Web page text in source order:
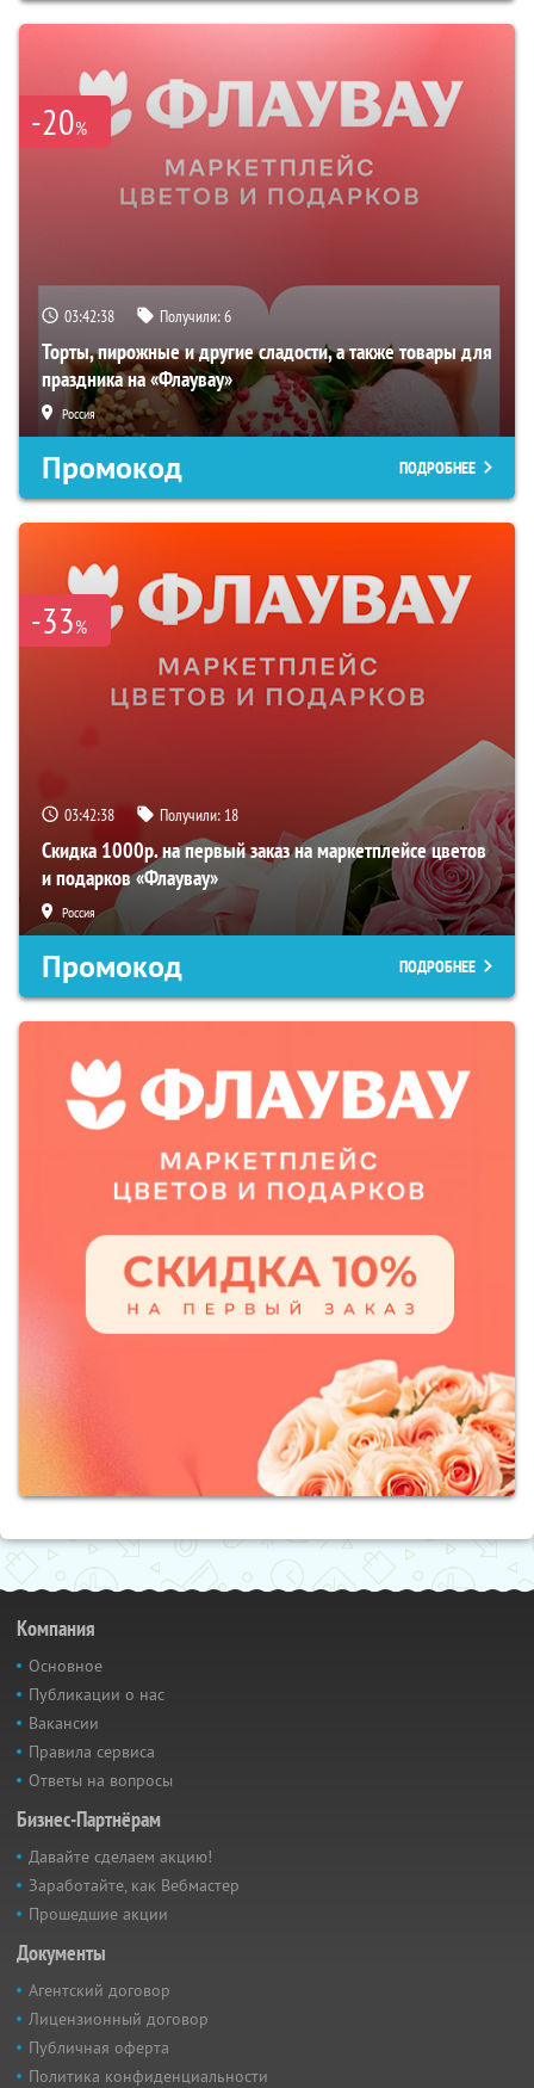
-20%
03:42:37 Получили:6
Торты, пирожные и другие сладости, а также товары для
праздника на «Флаувау»
Россия
Промокод ПОДРОБНЕЕ
-33%
03:42:37 Получили: 18
Скидка 1000р. на первый заказ на маркетплейсе цветов
и подарков «Флаувау»
Россия
Промокод ПОДРОБНЕЕ
Компания
Основное
Публикации о нас
Вакансии
Правила сервиса
Ответы на вопросы
Бизнес-Партнёрам
Давайте сделаем акцию!
Заработайте, как Вебмастер
Прошедшие акции
Документы
Агентский договор
Лицензионный договор
Публичная оферта
Политика конфиденциальности